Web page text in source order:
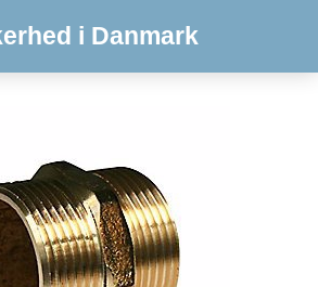
i Danmark